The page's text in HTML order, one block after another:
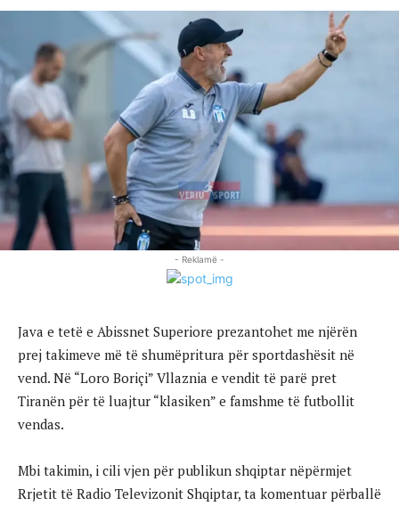
- Reklamë -
Java e tetë e Abissnet Superiore prezantohet me njërën
prej takimeve më të shumëpritura për sportdashësit në
vend. Në “Loro Boriçi” Vllaznia e vendit të parë pret
Tiranën për të luajtur “klasiken” e famshme të futbollit
vendas.
Mbi takimin, i cili vjen për publikun shqiptar nëpërmjet
Rrjetit të Radio Televizonit Shqiptar, ta komentuar përballë